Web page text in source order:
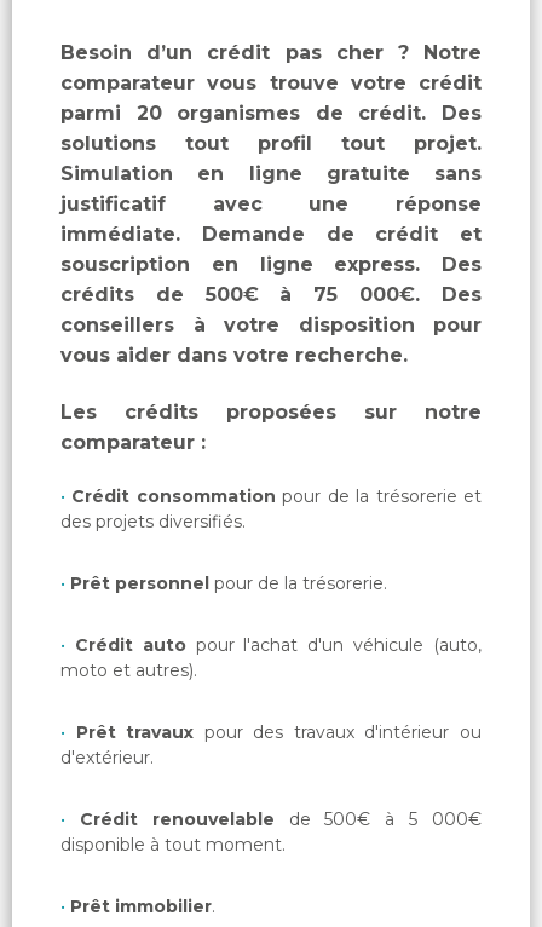
Besoin d’un crédit pas cher ? Notre
comparateur vous trouve votre crédit
parmi 20 organismes de crédit. Des
solutions tout profil tout projet.
Simulation en ligne gratuite sans
justificatif avec une réponse
immédiate. Demande de crédit et
souscription en ligne express. Des
crédits de 500€ à 75 000€. Des
conseillers à votre disposition pour
vous aider dans votre recherche.
Les crédits proposées sur notre
comparateur :
Crédit consommation pour de la trésorerie et
des projets diversifiés.
Prêt personnel pour de la trésorerie.
Crédit autopour l'achat d'un véhicule (auto,
moto et autres).
Prêt travaux pour des travaux d'intérieur ou
d'extérieur.
Crédit renouvelable de 500€ à 5 000€
disponible à tout moment.
Prêt immobilier.